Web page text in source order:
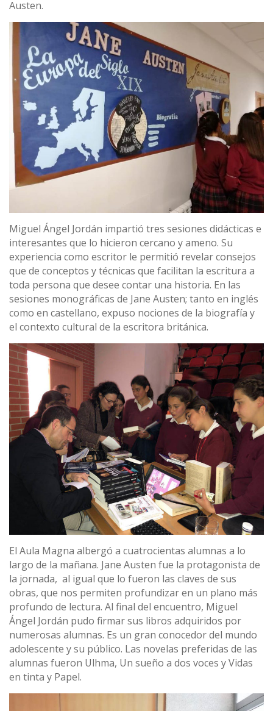
Austen.
Miguel Ángel Jordán impartió tres sesiones didácticas e
interesantes que lo hicieron cercano y ameno. Su
experiencia como escritor le permitió revelar consejos
que de conceptos y técnicas que facilitan la escritura a
toda persona que desee contar una historia. En las
sesiones monográficas de Jane Austen; tanto en inglés
como en castellano, expuso nociones de la biografía y
el contexto cultural de la escritora británica.
El Aula Magna albergó a cuatrocientas alumnas a lo
largo de la mañana. Jane Austen fue la protagonista de
la jornada, al igual que lo fueron las claves de sus
obras, que nos permiten profundizar en un plano más
profundo de lectura. Al final del encuentro, Miguel
Ángel Jordán pudo firmar sus libros adquiridos por
numerosas alumnas. Es un gran conocedor del mundo
adolescente y su público. Las novelas preferidas de las
alumnas fueron Ulhma, Un sueño a dos voces y Vidas
en tinta y Papel.